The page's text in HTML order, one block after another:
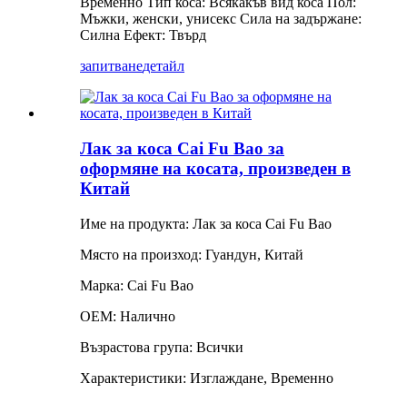
Мъжки, женски, унисекс Сила на задържане:
Силна Ефект: Твърд
запитванедетайл
Лак за коса Cai Fu Bao за
оформяне на косата, произведен в
Китай
Име на продукта: Лак за коса Cai Fu Bao
Място на произход: Гуандун, Китай
Марка: Cai Fu Bao
OEM: Налично
Възрастова група: Всички
Характеристики: Изглаждане, Временно